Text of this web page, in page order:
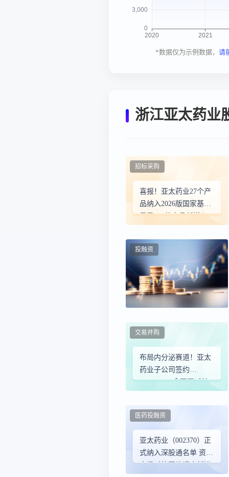
*数据仅为示例数据， 请
浙江亚太药业
喜报！亚太药业27个产
品纳入2026版国家基药
目录，5款产品新增入
招标采购
投融资
布局内分泌赛道！亚太
药业子公司签约
MacaoJave 拿下甲减核
交易并购
亚太药业（002370）正
式纳入深股通名单 资本
市场对外开放迎来新进
医药投融资